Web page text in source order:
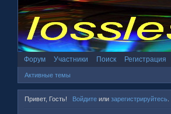
Форум Участники Поиск Регистрация
Активные темы
Привет, Гость! Войдитеили зарегистрируйтесь.